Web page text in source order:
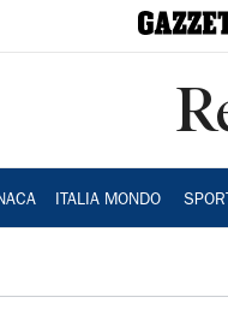
ITALIA MONDO